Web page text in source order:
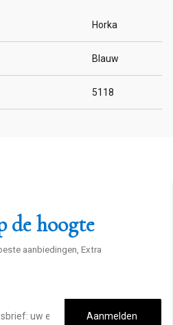
Horka
Blauw
5118
de hoogte
aanbiedingen, Extra
Aanmelden